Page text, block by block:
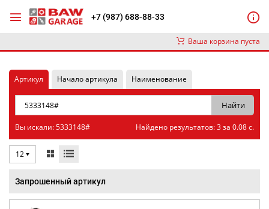
+7 (987) 688-88-33
Ваша корзина пуста
Артикул Начало артикула Наименование
Вы искали: 5333148# Найдено результатов: 3 за 0.08 с.
12
Запрошенный артикул